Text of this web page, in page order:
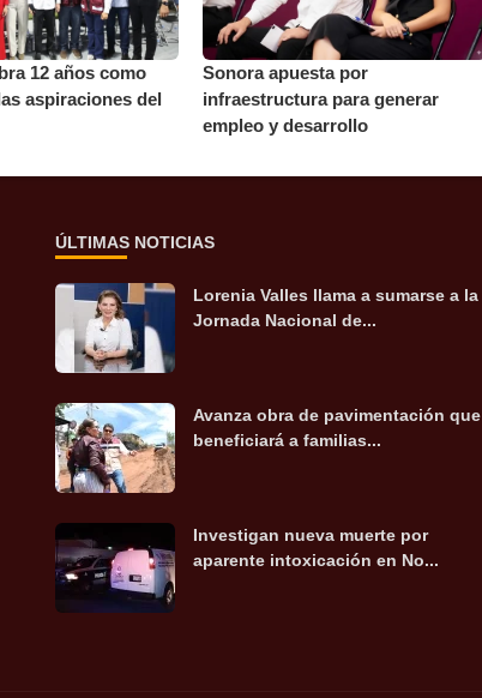
12 años como
aspiraciones del
Sonora apuesta por
infraestructura para generar
empleo y desarrollo
ÚLTIMAS NOTICIAS
Lorenia Valles llama a sumarse a la
Jornada Nacional de...
Avanza obra de pavimentación que
beneficiará a familias...
Investigan nueva muerte por
aparente intoxicación en No...